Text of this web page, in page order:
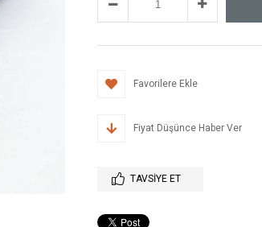
Favorilere Ekle
Fiyat Düşünce Haber Ver
TAVSIYE ET